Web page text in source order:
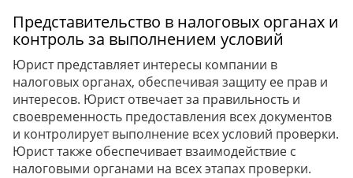
Представительство в налоговых органах и
контроль за выполнением условий
Юрист представляет интересы компании в
налоговых органах, обеспечивая защиту ее прав и
интересов. Юрист отвечает за правильность и
своевременность предоставления всех документов
и контролирует выполнение всех условий проверки.
Юрист также обеспечивает взаимодействие с
налоговыми органами на всех этапах проверки.